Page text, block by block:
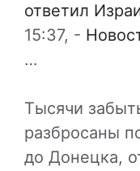
ответил
15:37, -
…
Тысячи
разбросаны
до Донецка,